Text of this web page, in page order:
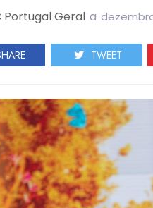
Portugal Geral a dezembro
TWEET